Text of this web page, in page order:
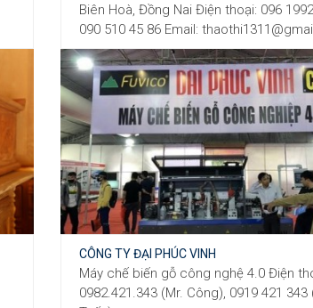
Biên Hoà, Đồng Nai Điện thoại: 096
090 510 45 86 Email:
CÔNG TY ĐẠI PHÚC VINH
Máy chế biến gỗ công nghệ 4.0 Điện
0982.421.343​​​​​​ (Mr. Công), 0919 421 343